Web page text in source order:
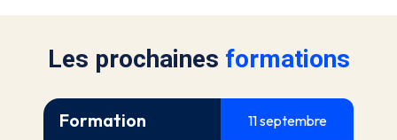
Les prochaines formations
Formation 11 septembre